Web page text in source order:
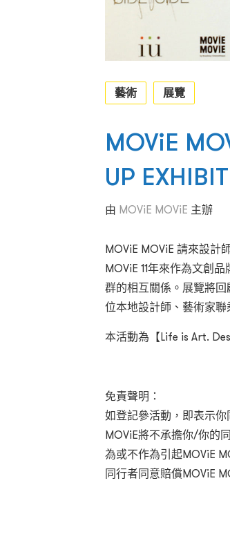
藝術 展覽
MOViE
UP
由 MOViE MOViE 主辦
MOViE MOViE 請來設計
MOViE 11年來作為文創
群的相互關係。展覽將
位本地設計師、藝術家
本活動為【Life is Art.
免責聲明：
如登記參活動，即表示
MOViE將不承擔你/你的
為或不作為引起MOViE
同行者同意賠償MOViE